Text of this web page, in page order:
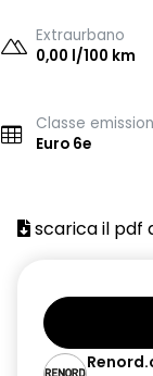
Extraurbano
0,00 l/100 km
Classe
Euro 6e
scarica il pdf